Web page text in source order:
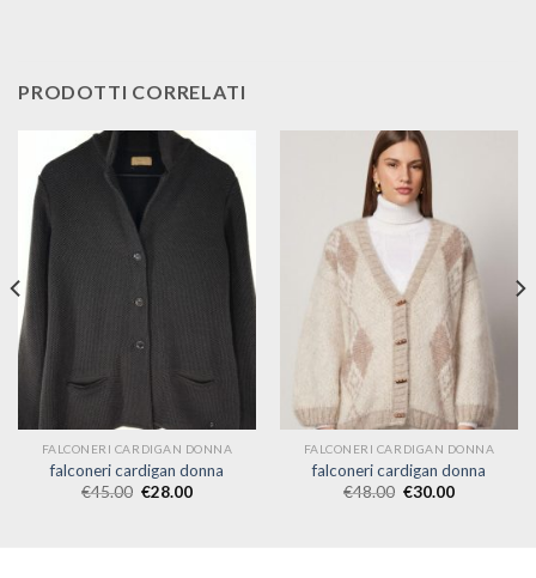
PRODOTTI CORRELATI
FALCONERI CARDIGAN DONNA
falconeri cardigan donna
€45.00 €28.00
FALCONERI CARDIGAN DONNA
falconeri cardigan donna
€48.00 €30.00